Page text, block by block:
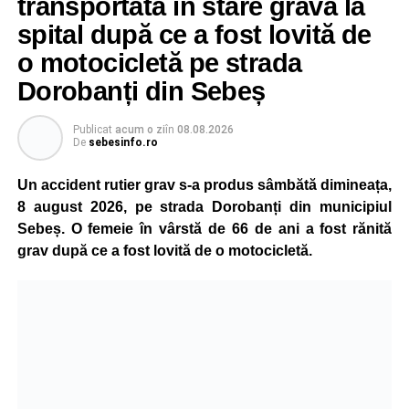
„Pentru noi, fiecare viață contează!”, au transmis
reprezentanții ISU Alba.
Adaugă-ne ca sursă preferată
Urmărește-ne pe Google News
Ultimele știri din Sebeș
transportată în stare gravă la
spital după ce a fost lovită de
o motocicletă pe strada
Dorobanți din Sebeș
Publicat acum o ziîn 08.08.2026
De sebesinfo.ro
Un accident rutier grav s-a produs sâmbătă dimineața,
8 august 2026, pe strada Dorobanți din municipiul
Sebeș. O femeie în vârstă de 66 de ani a fost rănită
grav după ce a fost lovită de o motocicletă.